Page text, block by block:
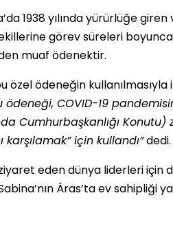
1938 yılında yürürlüğe
görev süreleri boyunca
muaf ödenektir.
özel ödeneğin
COVID-19
Cumhurbaşkanlığı Konutu)
karşılamak” için kullandı”dedi.
eden dünya liderleri
Áras’ta ev sahipliği